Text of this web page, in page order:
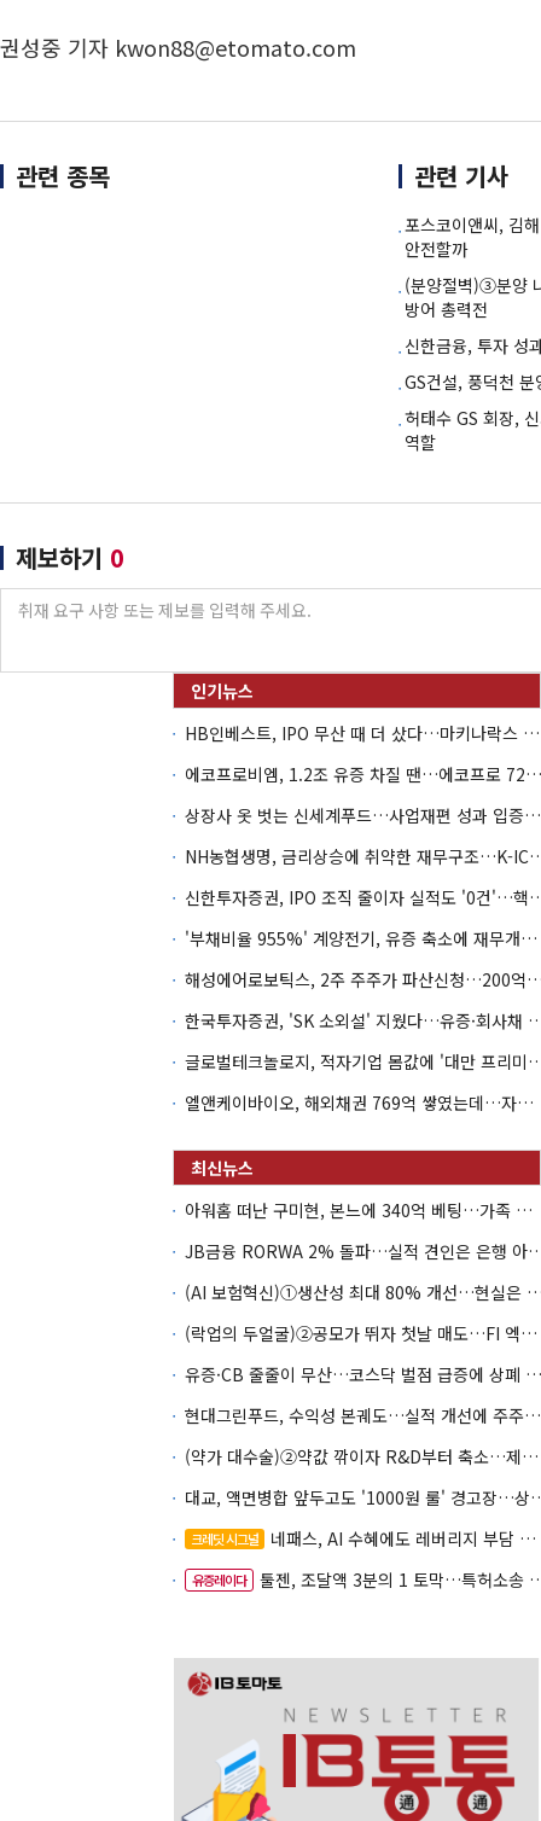
권성중 기자 kwon88@etomato.com
관련 종목 관련 기사
포스코이앤씨, 김
안전할까
(분양절벽)③분양
방어 총력전
신한금융, 투자
GS건설, 풍덕천
허태수 GS 회장,
역할
제보하기 0
HB인베스트, IPO 무산 때 더 샀다…마키나락스 투자 2.7배 회수
에코프로비엠, 1.2조 유증 차질 땐…에코프로 7270억 '독박'
상장사 옷 벗는 신세계푸드…사업재편 성과 입증할까
NH농협생명, 금리상승에 취
신한투자증권, IPO 조직 줄
'부채비율 955%' 계양전기, 유증 축소에 재무개선 효과 '뚝'
해성에어로보틱스, 2주 주주가 파산
한국투자증권, 'SK 소외설' 지웠
글로벌테크놀로지, 적자기업 몸값
엘앤케이바이오, 해외채권 769억 쌓였는데…자회사 4곳 자본잠식
아워홈 떠난 구미현, 본느에 340억 베팅…가족 지배체제 구축
JB금융 RORWA 2% 돌파…실
(AI 보험혁신)①생산성 최대 80%
(락업의 두얼굴)②공모가 뛰자 첫날 매도…FI 엑시트 전략 갈렸다
유증·CB 줄줄이 무산…코스닥 벌점 급증에 상폐 압박
현대그린푸드, 수익성 본궤도…실적 개선에 주주환원까지
(약가 대수술)②약값 깎이자 R&D부터 축소…제약업계 비상경영 돌입
대교, 액면병합 앞두고
크레딧 시그널 네패스, AI 수혜에도 레버리지 부담 여전
유증레이다 툴젠, 조달액 3분의 1 토막…특허소송 비용부터 챙긴다